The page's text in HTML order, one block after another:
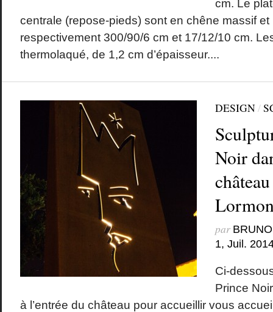
cm. Le
centrale (repose-pieds) sont en chêne massif et
respectivement 300/90/6 cm et 17/12/10 cm.
thermolaqué, de 1,2 cm d’épaisseur....
DESIGN/
Noir
par
1, Juil.
Ci-
Prince
à l’entrée du château pour accueillir vous